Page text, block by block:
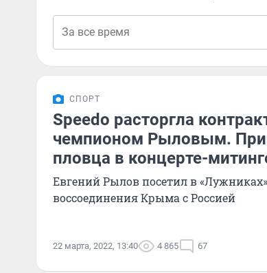
СПОРТ
Speedo расторгла
чемпионом Рыловым.
пловца в концерте-
Евгений Рылов посетил в
воссоединения Крыма с Россией
22 марта, 2022, 13:40 4 865 67